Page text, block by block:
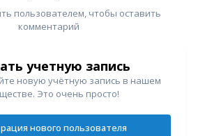
пользователем, чтобы оставить
комментарий
учетную запись
новую учётную запись в нашем
Это очень просто!
нового пользователя